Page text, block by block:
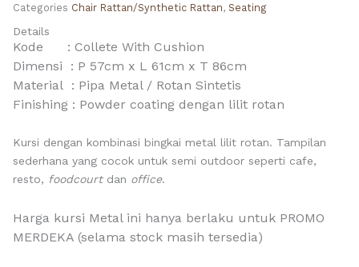
Categories Chair Rattan/Synthetic Rattan, Seating
Details
Kode : Collete With Cushion
Dimensi : P 57cm x L 61cm x T 86cm
Material : Pipa Metal / Rotan Sintetis
Finishing : Powder coating dengan lilit rotan
Kursi dengan kombinasi bingkai metal lilit rotan. Tampilan
sederhana yang cocok untuk semi outdoor seperti cafe,
resto, foodcourtdan office.
Harga kursi Metal ini hanya berlaku untuk PROMO
MERDEKA (selama stock masih tersedia)